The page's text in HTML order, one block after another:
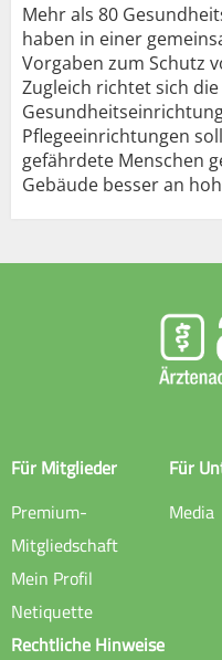
Mehr als 80
haben in einer
Vorgaben zum Schutz
Zugleich richtet sich die
Pflegeeinrichtungen
gefährdete Menschen
Gebäude besser an
Für Mitglieder
Premium-
Mitgliedschaft
Mein Profil
Netiquette
Für
Media
Rechtliche Hinweise